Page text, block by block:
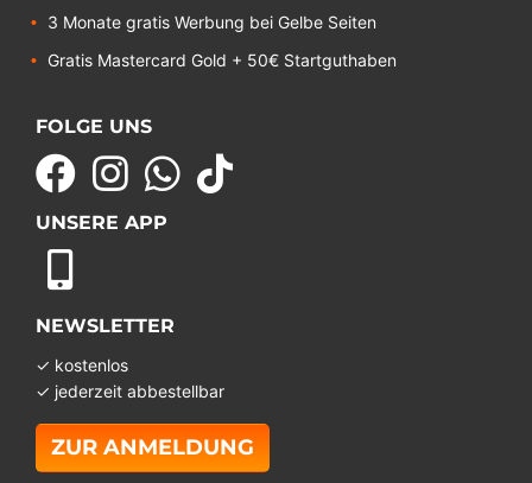
3 Monate gratis Werbung bei Gelbe Seiten
Gratis Mastercard Gold + 50€ Startguthaben
FOLGE UNS
UNSERE APP
NEWSLETTER
✓ kostenlos
✓ jederzeit abbestellbar
ZUR ANMELDUNG